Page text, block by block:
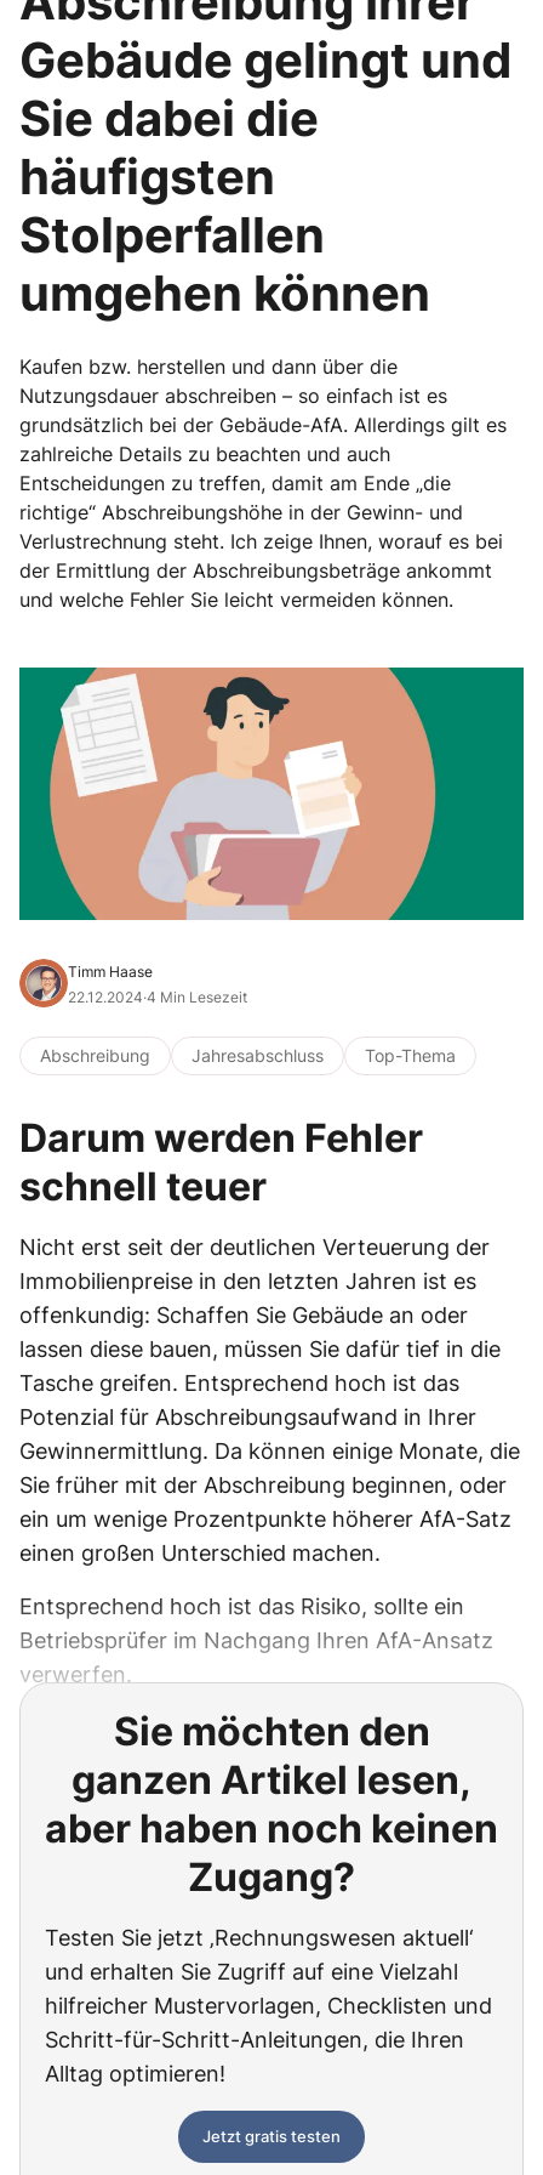
Gebäude gelingt und
Sie dabei die
häufigsten
Stolperfallen
umgehen können
Kaufen bzw. herstellen und dann über die
Nutzungsdauer abschreiben – so einfach ist es
grundsätzlich bei der Gebäude-AfA. Allerdings gilt es
zahlreiche Details zu beachten und auch
Entscheidungen zu treffen, damit am Ende „die
richtige“ Abschreibungshöhe in der Gewinn- und
Verlustrechnung steht. Ich zeige Ihnen, worauf es bei
der Ermittlung der Abschreibungsbeträge ankommt
und welche Fehler Sie leicht vermeiden können.
Timm Haase
22.12.2024·4 Min Lesezeit
Abschreibung Jahresabschluss Top-Thema
Darum werden Fehler
schnell teuer
Nicht erst seit der deutlichen Verteuerung der
Immobilienpreise in den letzten Jahren ist es
offenkundig: Schaffen Sie Gebäude an oder
lassen diese bauen, müssen Sie dafür tief in die
Tasche greifen. Entsprechend hoch ist das
Potenzial für Abschreibungsaufwand in Ihrer
Gewinnermittlung. Da können einige Monate, die
Sie früher mit der Abschreibung beginnen, oder
ein um wenige Prozentpunkte höherer AfA-Satz
einen großen Unterschied machen.
Entsprechend hoch ist das Risiko, sollte ein
Betriebsprüfer im Nachgang Ihren AfA-Ansatz
verwerfen.
Sie möchten den
ganzen Artikel lesen,
aber haben noch keinen
Zugang?
Testen Sie jetzt ‚Rechnungswesen aktuell‘
und erhalten Sie Zugriff auf eine Vielzahl
hilfreicher Mustervorlagen, Checklisten und
Schritt-für-Schritt-Anleitungen, die Ihren
Alltag optimieren!
Jetzt gratis testen